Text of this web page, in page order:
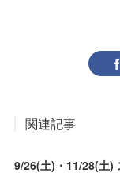
関連記事